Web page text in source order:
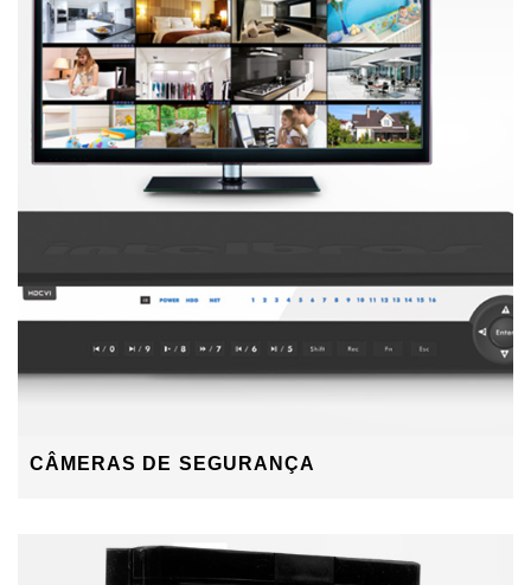
CÂMERAS DE SEGURANÇA